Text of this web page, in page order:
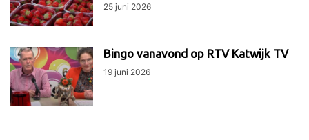
25 juni 2026
Bingo vanavond op RTV Katwijk TV
19 juni 2026